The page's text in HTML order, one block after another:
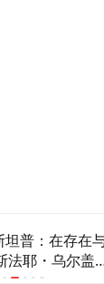
间交流，提出3
逝世